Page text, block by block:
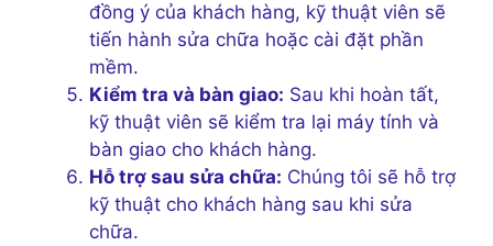
đồng ý của khách hàng, kỹ thuật viên sẽ
tiến hành sửa chữa hoặc cài đặt phần
mềm.
Kiểm tra và bàn giao: Sau khi hoàn tất,
kỹ thuật viên sẽ kiểm tra lại máy tính và
bàn giao cho khách hàng.
Hỗ trợ sau sửa chữa: Chúng tôi sẽ hỗ trợ
kỹ thuật cho khách hàng sau khi sửa
chữa.